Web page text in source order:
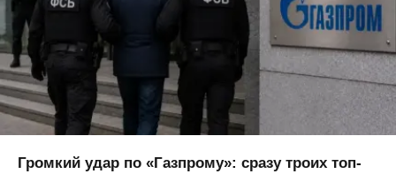
Громкий удар по «Газпрому»: сразу троих топ-